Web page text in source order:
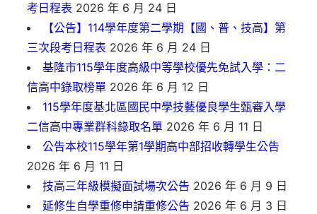
考日程表 2026 年 6 月 24 日
【公告】114學年度第二學期【國、普、技高】第
三次段考日程表 2026 年 6 月 24 日
基隆市115學年度高級中等學校優先免試入學：二
信高中錄取榜單 2026 年 6 月 12 日
115學年度基北區國民中學技藝優良學生甄審入學
二信高中專業群科錄取名單 2026 年 6 月 11 日
公告本校115學年第1學期高中部招收轉學生公告
2026 年 6 月 11 日
技高三年級模擬面試場次公告 2026 年 6 月 9 日
延修生自學重修申請重修公告 2026 年 6 月 3 日